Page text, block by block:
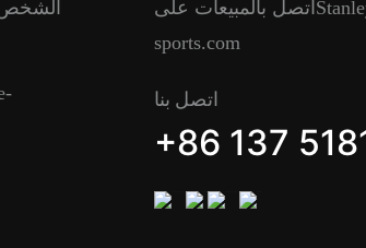
الشخص
اتصل بالمبيعات على
sports.com
اتصل بنا
+86 137